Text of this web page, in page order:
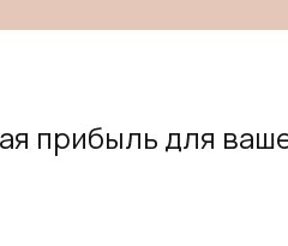
прибыль для